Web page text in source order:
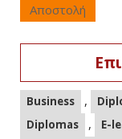
Αποστολή
Business ,
Diplomas , E-